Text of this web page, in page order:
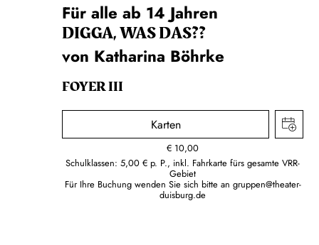
Für alle ab 14 Jahren
DIGGA, WAS DAS??
von Katharina Böhrke
FOYER III
Karten
€ 10,00
Schulklassen: 5,00 € p. P., inkl. Fahrkarte fürs gesamte VRR-
Gebiet
Für Ihre Buchung wenden Sie sich bitte an gruppen@theater-
duisburg.de